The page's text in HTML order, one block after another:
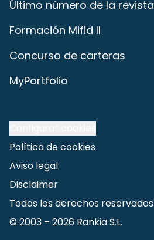
Último número de la revista
Formación Mifid II
Concurso de carteras
MyPortfolio
Política de cookies
Aviso legal
Disclaimer
Todos los derechos reservados
© 2003 – 2026 Rankia S.L.